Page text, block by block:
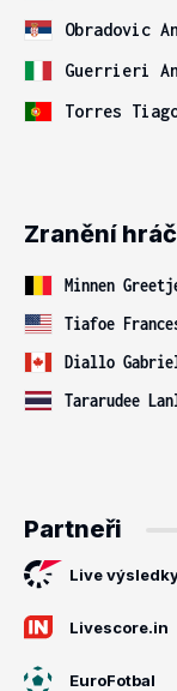
Obradovic
Guerrieri
Torres
Zranění
Minnen
Tiafoe
Diallo
Tararudee
Partneři
Live
Livescore.in
EuroFotbal